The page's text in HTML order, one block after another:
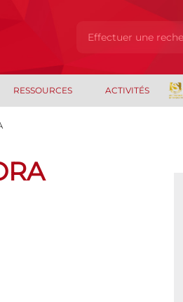
RESSOURCES ACTIVITÉS